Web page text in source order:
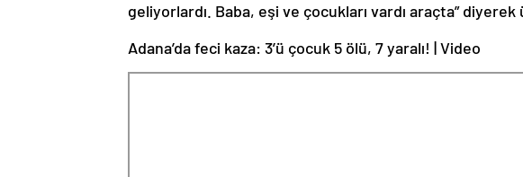
geliyorlardı. Baba, eşi ve çocukları vardı araçta”
Adana’da feci kaza: 3’ü çocuk 5 ölü, 7 yaralı! | Video